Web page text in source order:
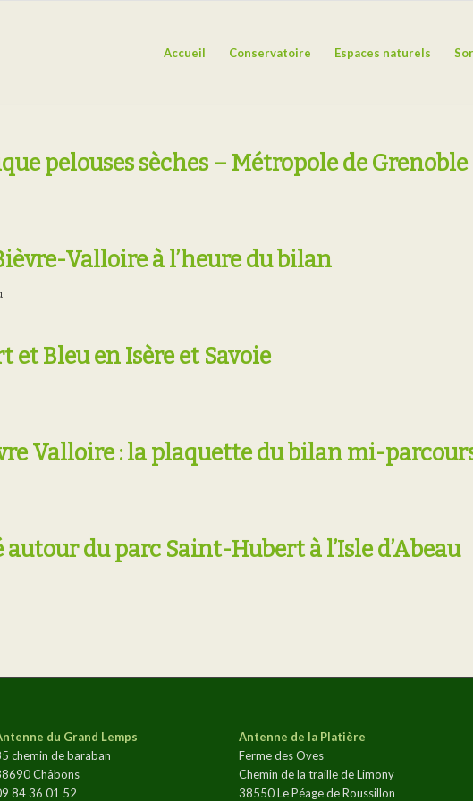
Accueil Conservatoire Espaces naturels
pelouses sèches – Métropole de Grenoble
Valloire à l’heure du bilan
Bleu en Isère et Savoie
Valloire : la plaquette du bilan mi-
du parc Saint-Hubert à l’Isle d’Abeau
du Grand Lemps
chemin de baraban
Châbons
84 36 01 52
Antenne de la Platière
Ferme des Oves
Chemin de la traille de Limony
38550 Le Péage de Roussillon